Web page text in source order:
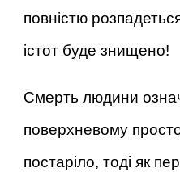
повністю
істот буде знищено!
Смерть людини
поверхневому
постаріло, тоді як